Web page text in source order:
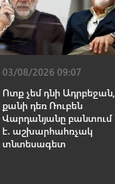
03/08/2026 09:07
Ոտք չեմ դնի Ադրբեջան,
քանի դեռ Ռուբեն
Վարդանյանը բանտում
է․ աշխարհահռչակ
տնտեսագետ